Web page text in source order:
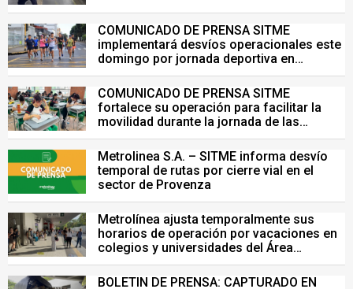
COMUNICADO DE PRENSA SITME
implementará desvíos operacionales este
domingo por jornada deportiva en
Bucaramanga
COMUNICADO DE PRENSA SITME
fortalece su operación para facilitar la
movilidad durante la jornada de las
Pruebas Saber del 26 de julio
Metrolinea S.A. – SITME informa desvío
temporal de rutas por cierre vial en el
sector de Provenza
Metrolínea ajusta temporalmente sus
horarios de operación por vacaciones en
colegios y universidades del Área
Metropolitana de Bucaramanga.
BOLETIN DE PRENSA: CAPTURADO EN